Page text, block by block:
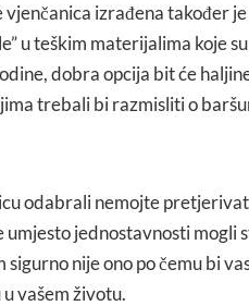
vjenčanica izrađena također
u teškim materijalima koje
dobra opcija bit će
trebali bi razmisliti o
odabrali nemojte
jednostavnosti mogli
sigurno nije ono po čemu bi
vašem životu.